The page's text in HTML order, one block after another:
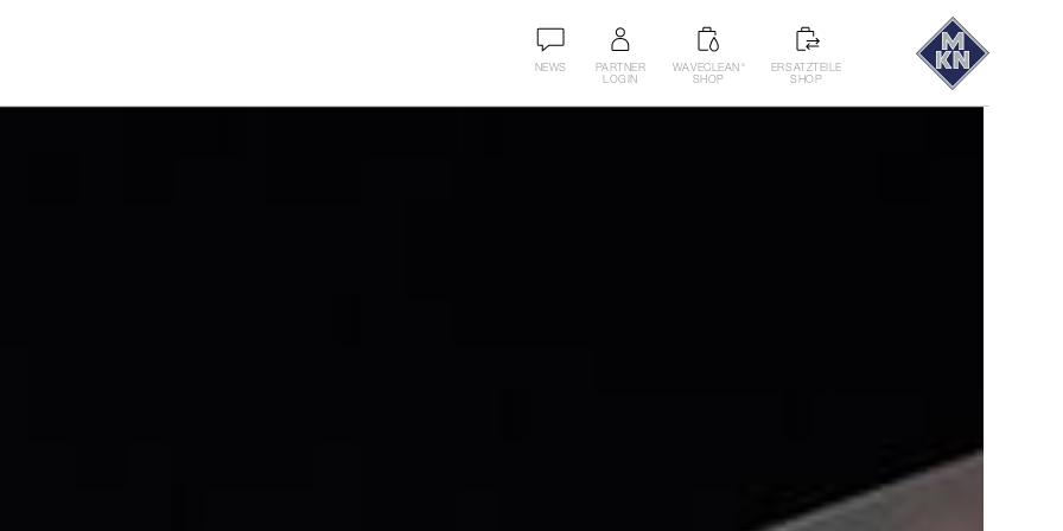
NEWS
PARTNER
LOGIN
WAVECLEAN
SHOP
ERSATZTEILE
SHOP